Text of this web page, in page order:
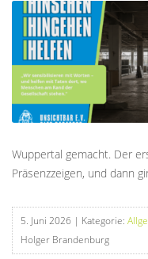
Wuppertal gemacht. Der
Präsenzzeigen, und dann
5. Juni 2026 | Kategorie:
Holger Brandenburg